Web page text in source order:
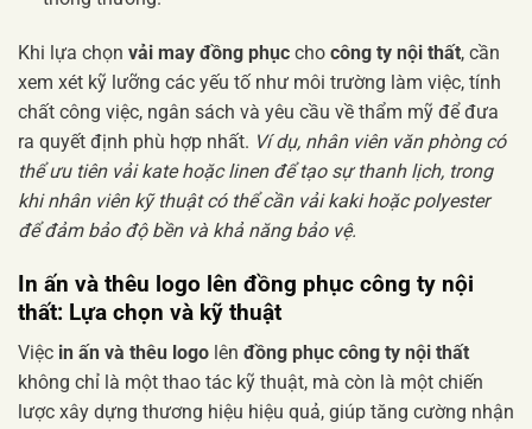
Khi lựa chọn vải may đồng phục cho công ty nội thất, cần
xem xét kỹ lưỡng các yếu tố như môi trường làm việc, tính
chất công việc, ngân sách và yêu cầu về thẩm mỹ để đưa
ra quyết định phù hợp nhất. Ví dụ, nhân viên văn phòng có
thể ưu tiên vải kate hoặc linen để tạo sự thanh lịch, trong
khi nhân viên kỹ thuật có thể cần vải kaki hoặc polyester
để đảm bảo độ bền và khả năng bảo vệ.
In ấn và thêu logo lên đồng phục công ty nội
thất: Lựa chọn và kỹ thuật
Việc in ấn và thêu logo lên đồng phục công ty nội thất
không chỉ là một thao tác kỹ thuật, mà còn là một chiến
lược xây dựng thương hiệu hiệu quả, giúp tăng cường nhận